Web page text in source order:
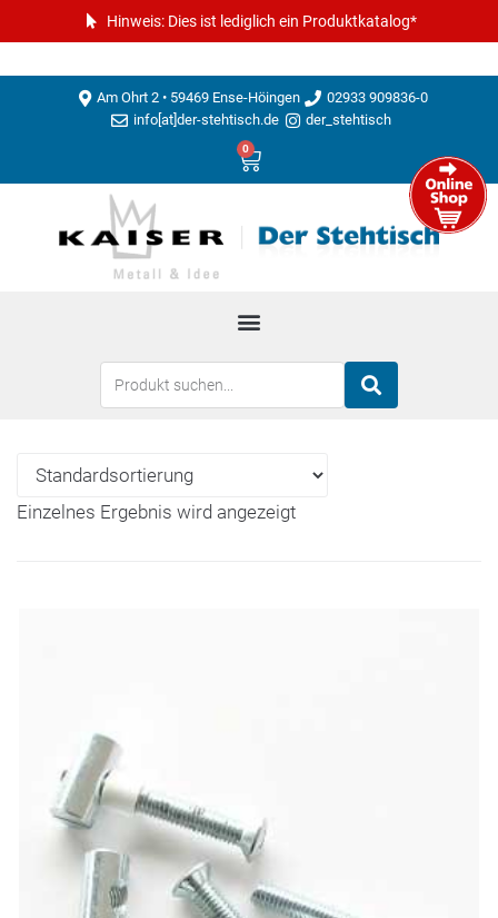
Hinweis: Dies ist lediglich ein Produktkatalog*
Am Ohrt 2 • 59469 Ense-Höingen
02933 909836-0
info[at]der-stehtisch.de
der_stehtisch
0
Einzelnes Ergebnis wird angezeigt